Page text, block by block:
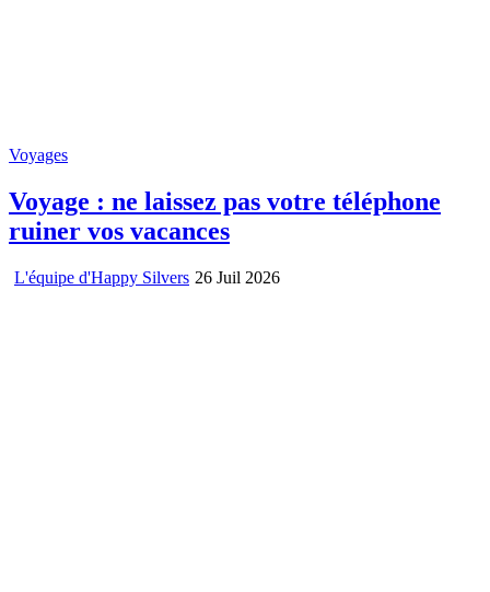
Voyages
Voyage : ne laissez pas votre téléphone
ruiner vos vacances
L'équipe d'Happy Silvers 26 Juil 2026